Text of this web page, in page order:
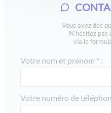
Vous avez des
N’hésitez
via le
Votre nom et prénom * :
Votre numéro de